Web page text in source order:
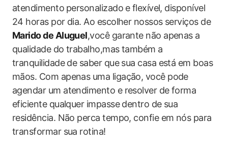
atendimento ⁣personalizado ⁤e flexível, disponível
24 horas por dia. Ao escolher nossos serviços de
Marido de Aluguel,você garante não‍ apenas a
qualidade do trabalho,mas também a
tranquilidade de saber que sua casa está em boas
‌mãos. Com apenas uma ligação, você pode
agendar um atendimento e resolver de forma
eficiente ‌qualquer impasse dentro de sua
residência. Não perca tempo, ‍confie em nós para
transformar sua rotina!